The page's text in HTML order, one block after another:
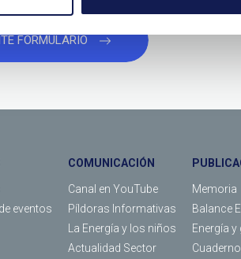
FORMULARIO
eventos
COMUNICACIÓN
Canal en YouTube
Píldoras Informativas
La Energía y los niños
Actualidad Sector
Memoria
Balance
Energía